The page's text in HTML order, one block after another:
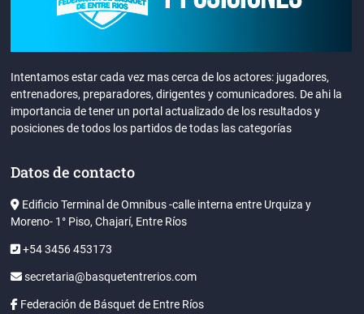
Intentamos estar cada vez mas cerca de los actores: jugadores,
entrenadores, preparadores, dirigentes y comunicadores. De ahi la
importancia de tener un portal actualizado de los resultados y
posiciones de todos los partidos de todas las categorías
Datos de contacto
Edificio Terminal de Omnibus -calle interna entre Urquiza y
Moreno- 1° Piso, Chajarí, Entre Ríos
+54 3456 453173
secretaria@basquetentrerios.com
Federación de Básquet de Entre Ríos